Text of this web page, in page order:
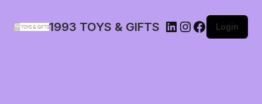
1993 TOYS & GIFTS Login